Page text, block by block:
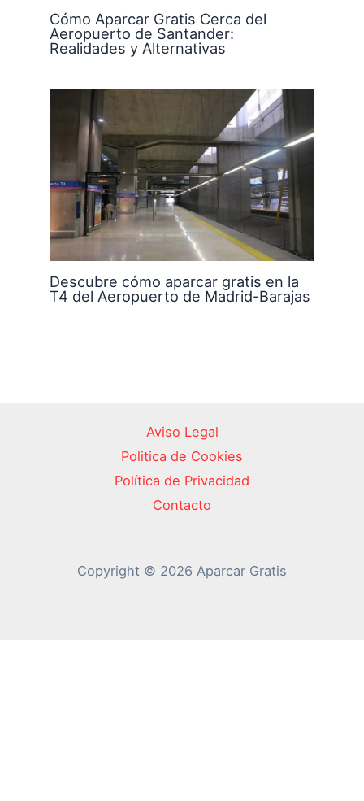
Cómo Aparcar Gratis Cerca del
Aeropuerto de Santander:
Realidades y Alternativas
Descubre cómo aparcar gratis en la
T4 del Aeropuerto de Madrid-Barajas
Aviso Legal
Politica de Cookies
Política de Privacidad
Contacto
Copyright © 2026 Aparcar Gratis